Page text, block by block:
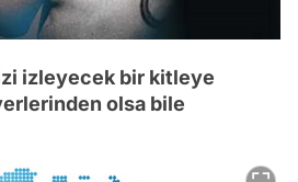
izleyecek bir kitleye
olsa bile